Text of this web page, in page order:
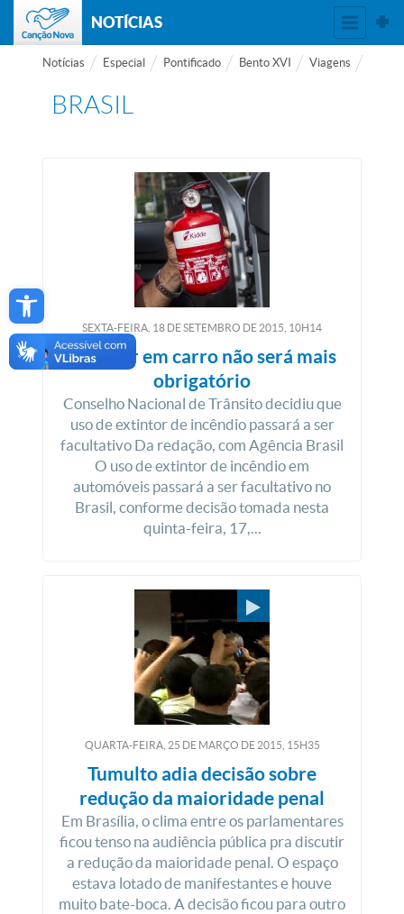
Open toolbar
NOTÍCIAS
Notícias Especial Pontificado Bento XVI Viagens
BRASIL
SEXTA-FEIRA, 18 DESETEMBRO DE 2015, 10H14
Extintor em carro não será mais
obrigatório
Conselho Nacional de Trânsito decidiu que
uso de extintor de incêndio passará a ser
facultativo Da redação, com Agência Brasil
O uso de extintor de incêndio em
automóveis passará a ser facultativo no
Brasil, conforme decisão tomada nesta
quinta-feira, 17,...
QUARTA-FEIRA, 25 DEMARÇO DE2015, 15H35
Tumulto adia decisão sobre
redução da maioridade penal
Em Brasília, o clima entre os parlamentares
ficou tenso na audiência pública pra discutir
a redução da maioridade penal. O espaço
estava lotado de manifestantes e houve
muito bate-boca. A decisão ficou para outro